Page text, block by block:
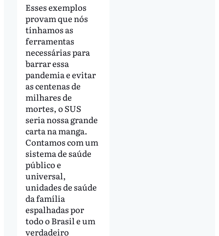
Esses exemplos
provam que nós
tínhamos as
ferramentas
necessárias para
barrar essa
pandemia e evitar
as centenas de
milhares de
mortes, o SUS
seria nossa grande
carta na manga.
Contamos com um
sistema de saúde
público e
universal,
unidades de saúde
da família
espalhadas por
todo o Brasil e um
verdadeiro